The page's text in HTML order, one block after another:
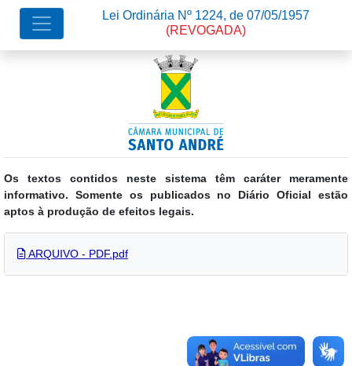
Os textos contidos neste sistema têm caráter meramente
informativo. Somente os publicados no Diário Oficial estão
aptos à produção de efeitos legais.
Lei Ordinária Nº 1224, de 07/05/1957
(REVOGADA)
ARQUIVO - PDF.pdf